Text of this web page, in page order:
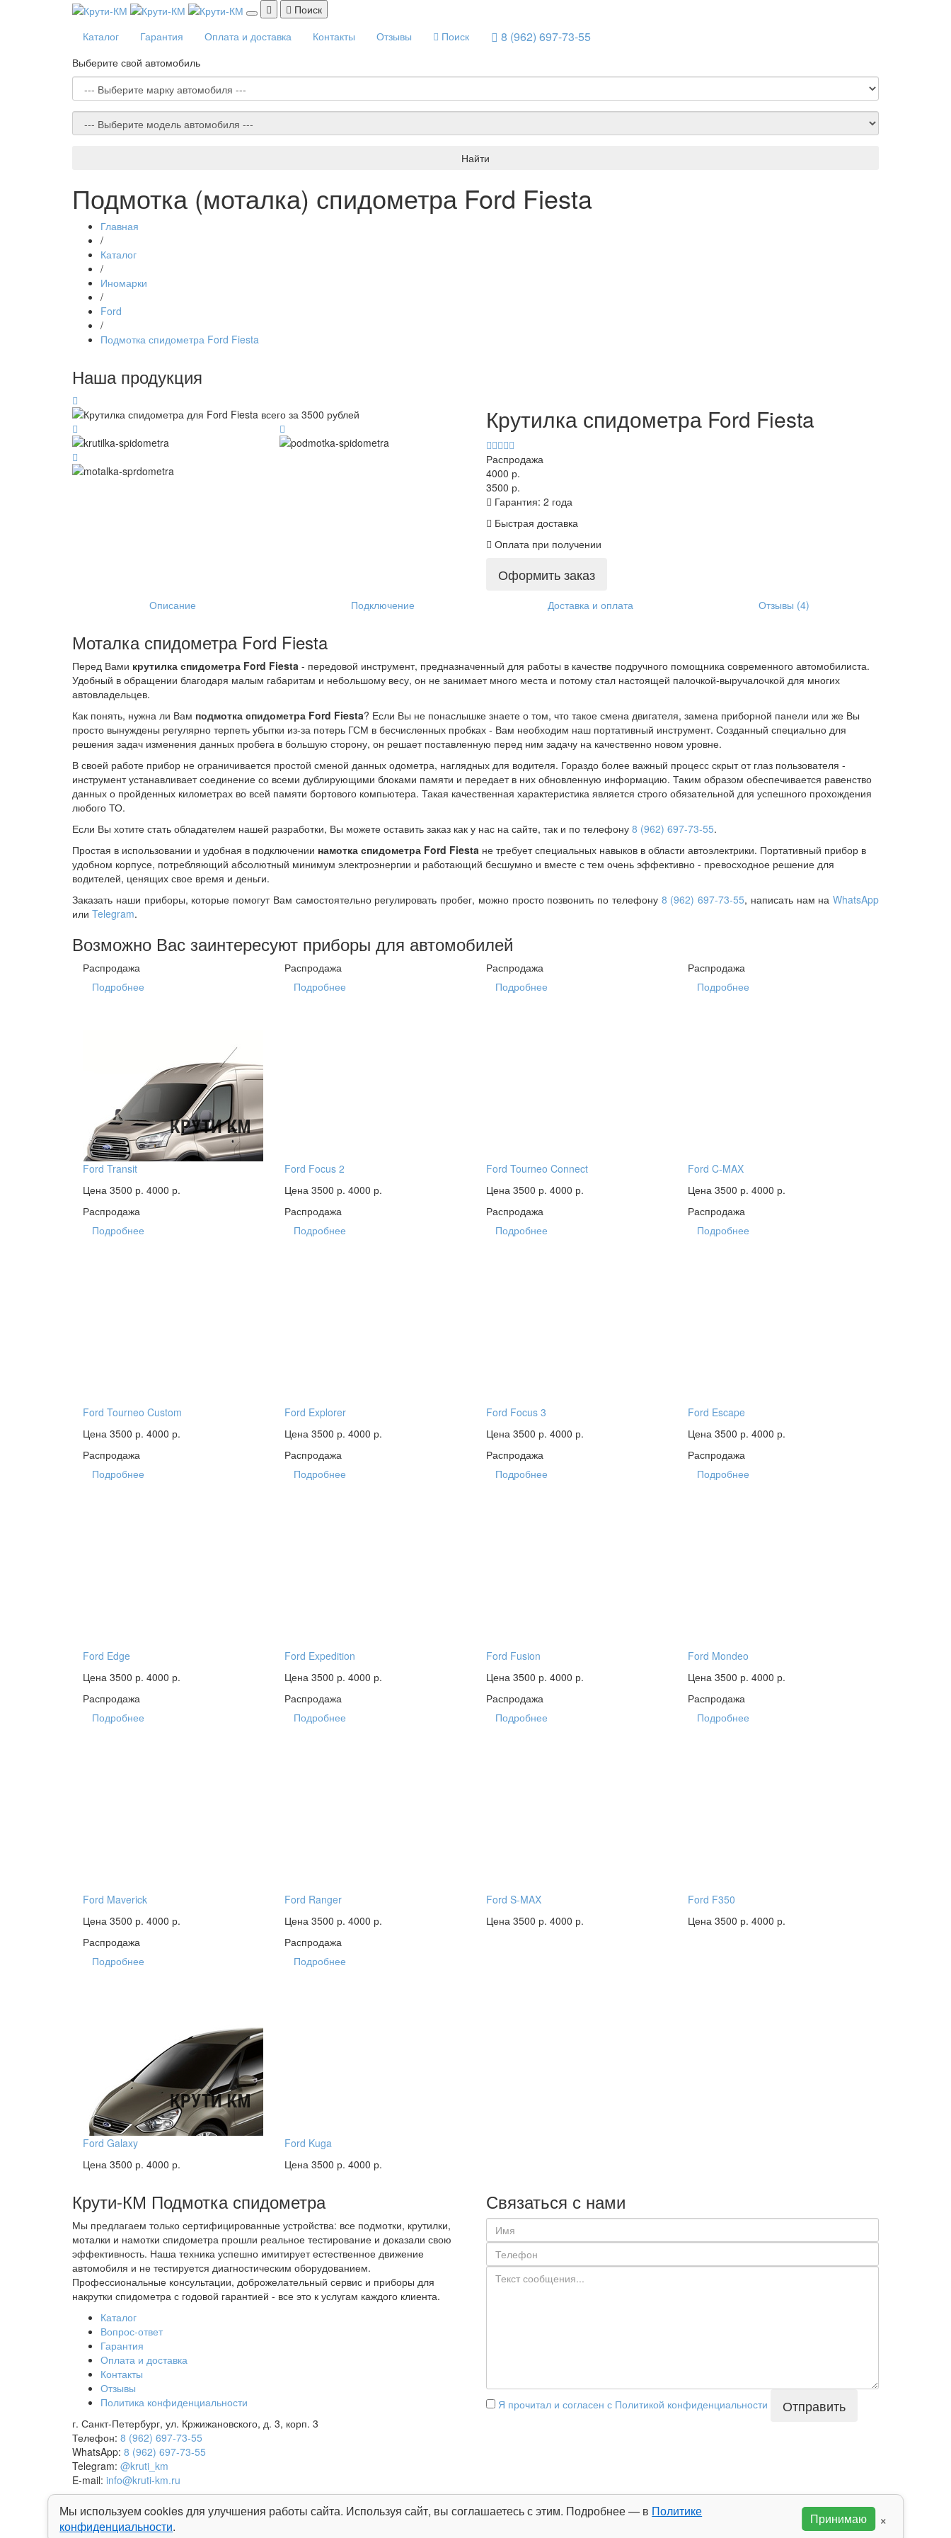
Поиск
Каталог
Гарантия Оплата и доставка Контакты Отзывы Поиск 8 (962) 697-73-55
Выберите свой автомобиль
Найти
Подмотка (моталка) спидометра Ford Fiesta
Главная
/
Каталог
/
Иномарки
/
Ford
/
Подмотка спидометра Ford Fiesta
Наша продукция
Крутилка спидометра Ford Fiesta
Распродажа
4000 р.
3500 р.
Гарантия: 2 года
Быстрая доставка
Оплата при получении
Оформить заказ
Описание Подключение Доставка и оплата Отзывы (4)
Моталка спидометра Ford Fiesta
Перед Вами крутилка спидометра Ford Fiesta - передовой инструмент, предназначенный для работы в качестве подручного помощника современного автомобилиста.
Удобный в обращении благодаря малым габаритам и небольшому весу, он не занимает много места и потому стал настоящей палочкой-выручалочкой для многих
автовладельцев.
Как понять, нужна ли Вам подмотка спидометра Ford Fiesta? Если Вы не понаслышке знаете о том, что такое смена двигателя, замена приборной панели или же Вы
просто вынуждены регулярно терпеть убытки из-за потерь ГСМ в бесчисленных пробках - Вам необходим наш портативный инструмент. Созданный специально для
решения задач изменения данных пробега в большую сторону, он решает поставленную перед ним задачу на качественно новом уровне.
В своей работе прибор не ограничивается простой сменой данных одометра, наглядных для водителя. Гораздо более важный процесс скрыт от глаз пользователя -
инструмент устанавливает соединение со всеми дублирующими блоками памяти и передает в них обновленную информацию. Таким образом обеспечивается равенство
данных о пройденных километрах во всей памяти бортового компьютера. Такая качественная характеристика является строго обязательной для успешного прохождения
любого ТО.
Если Вы хотите стать обладателем нашей разработки, Вы можете оставить заказ как у нас на сайте, так и по телефону 8 (962) 697-73-55.
Простая в использовании и удобная в подключении намотка спидометра Ford Fiesta не требует специальных навыков в области автоэлектрики. Портативный прибор в
удобном корпусе, потребляющий абсолютный минимум электроэнергии и работающий бесшумно и вместе с тем очень эффективно - превосходное решение для
водителей, ценящих свое время и деньги.
Заказать наши приборы, которые помогут Вам самостоятельно регулировать пробег, можно просто позвонить по телефону 8 (962) 697-73-55, написать нам на WhatsApp
или Telegram.
Возможно Вас заинтересуют приборы для автомобилей
Распродажа
Подробнее
Ford Transit
Цена 3500 р. 4000 р.
Распродажа
Подробнее
Ford Focus 2
Цена 3500 р. 4000 р.
Распродажа
Подробнее
Ford Tourneo Connect
Цена 3500 р. 4000 р.
Распродажа
Подробнее
Ford C-MAX
Цена 3500 р. 4000 р.
Распродажа
Подробнее
Ford Tourneo Custom
Цена 3500 р. 4000 р.
Распродажа
Подробнее
Ford Explorer
Цена 3500 р. 4000 р.
Распродажа
Подробнее
Ford Focus 3
Цена 3500 р. 4000 р.
Распродажа
Подробнее
Ford Escape
Цена 3500 р. 4000 р.
Распродажа
Подробнее
Ford Edge
Цена 3500 р. 4000 р.
Распродажа
Подробнее
Ford Expedition
Цена 3500 р. 4000 р.
Распродажа
Подробнее
Ford Fusion
Цена 3500 р. 4000 р.
Распродажа
Подробнее
Ford Mondeo
Цена 3500 р. 4000 р.
Распродажа
Подробнее
Ford Maverick
Цена 3500 р. 4000 р.
Распродажа
Подробнее
Ford Ranger
Цена 3500 р. 4000 р.
Распродажа
Подробнее
Ford S-MAX
Цена 3500 р. 4000 р.
Распродажа
Подробнее
Ford F350
Цена 3500 р. 4000 р.
Распродажа
Подробнее
Ford Galaxy
Цена 3500 р. 4000 р.
Распродажа
Подробнее
Ford Kuga
Цена 3500 р. 4000 р.
Крути-КМ Подмотка спидометра
Мы предлагаем только сертифицированные устройства: все подмотки, крутилки,
моталки и намотки спидометра прошли реальное тестирование и доказали свою
эффективность. Наша техника успешно имитирует естественное движение
автомобиля и не тестируется диагностическим оборудованием.
Профессиональные консультации, доброжелательный сервис и приборы для
накрутки спидометра с годовой гарантией - все это к услугам каждого клиента.
Каталог
Вопрос-ответ
Гарантия
Оплата и доставка
Контакты
Отзывы
Политика конфиденциальности
г. Санкт-Петербург, ул. Кржижановского, д. 3, корп. 3
Телефон: 8 (962) 697-73-55
WhatsApp: 8 (962) 697-73-55
Telegram: @kruti_km
E-mail: info@kruti-km.ru
Связаться с нами
Я прочитал и согласен с Политикой конфиденциальности Отправить
km.ru, не является публичной офертой. Все достоверные данные уточняйте у
менеджера.Политика конфиденциальности
Мы используем cookies для улучшения работы сайта. Используя сайт, вы соглашаетесь с этим. Подробнее — в Политике
конфиденциальности. Принимаю ×